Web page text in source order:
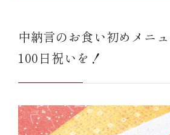
中納言のお食い初めメニ
100日祝いを！